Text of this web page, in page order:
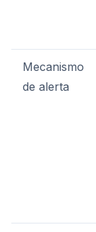
Mecanismo
de alerta